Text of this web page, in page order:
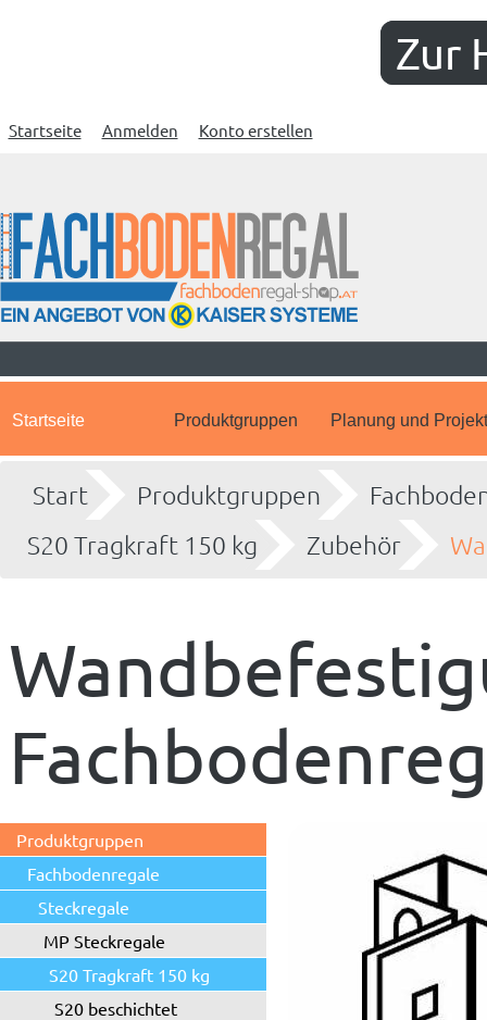
Zur
Startseite Anmelden Konto erstellen
Startseite Produktgruppen Planung und
Start Produktgruppen
S20 Tragkraft 150 kg
Zubehör
Produktgruppen
Fachbodenregale
Steckregale
MP Steckregale
S20 Tragkraft 150 kg
S20 beschichtet